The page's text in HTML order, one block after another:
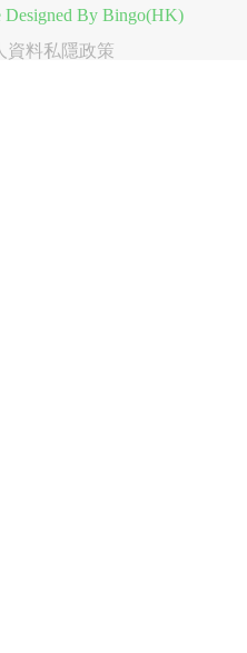
Designed By Bingo(HK)
資料私隱政策